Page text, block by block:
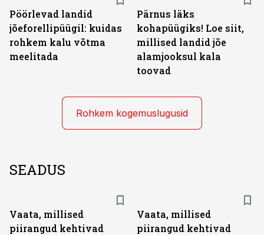
Pöörlevad landid
jõeforellipüügil: kuidas
rohkem kalu võtma
meelitada
Pärnus läks
kohapüügiks! Loe siit,
millised landid jõe
alamjooksul kala
toovad
Rohkem kogemuslugusid
SEADUS
Vaata, millised
piirangud kehtivad
Vaata, millised
piirangud kehtivad